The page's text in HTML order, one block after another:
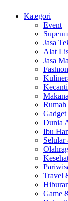
Kategori
Event
Jasa
Alat
Jasa
Fashion
Dunia
Ibu
Travel
Hiburan
Game